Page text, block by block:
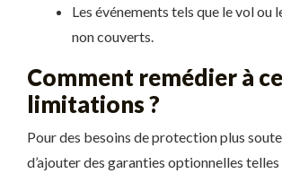
Les événements tels que le vol ou
non couverts.
Comment remédier à
limitations ?
Pour des besoins de protection plus
d’ajouter des garanties optionnelles telles